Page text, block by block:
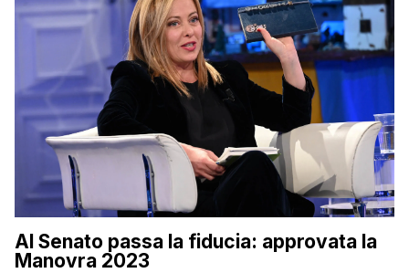
Al Senato passa la fiducia: approvata la
Manovra 2023